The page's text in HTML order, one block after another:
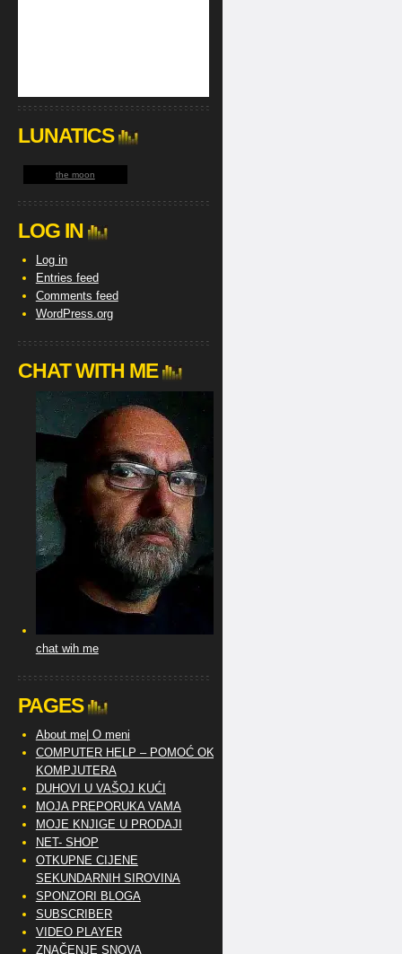
LUNATICS
the moon
LOG IN
Log in
Entries feed
Comments feed
WordPress.org
CHAT WITH ME
chat wih me
PAGES
About me| O meni
COMPUTER HELP – POMOĆ OKO
KOMPJUTERA
DUHOVI U VAŠOJ KUĆI
MOJA PREPORUKA VAMA
MOJE KNJIGE U PRODAJI
NET- SHOP
OTKUPNE CIJENE
SEKUNDARNIH SIROVINA
SPONZORI BLOGA
SUBSCRIBER
VIDEO PLAYER
ZNAČENJE SNOVA